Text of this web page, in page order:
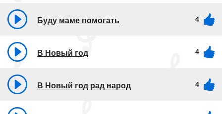
Буду маме помогать 4
В Новый год 4
В Новый год рад народ 4